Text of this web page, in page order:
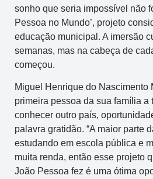
sonho que seria impossível não
Pessoa no Mundo’, projeto
educação municipal. A imersão
semanas, mas na cabeça de
começou.
Miguel Henrique do Nascimento
primeira pessoa da sua família a
conhecer outro país,
palavra gratidão. “A maior parte
estudando em escola pública e
muita renda, então esse projeto
João Pessoa fez é uma ótima